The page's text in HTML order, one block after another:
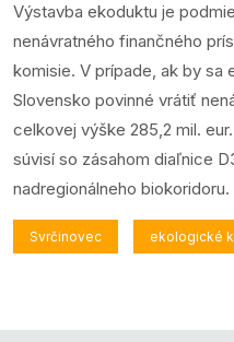
Výstavba ekoduktu je
nenávratného finančného
komisie. V prípade, ak by sa
Slovensko povinné vrátiť
celkovej výške 285,2 mil.
súvisí so zásahom diaľnice
nadregionálneho biokoridoru.
Svrčinovec ekologické